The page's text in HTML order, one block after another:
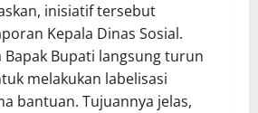
inisiatif tersebut
Kepala Dinas Sosial.
Bapak Bupati langsung turun
melakukan labelisasi
bantuan. Tujuannya jelas,